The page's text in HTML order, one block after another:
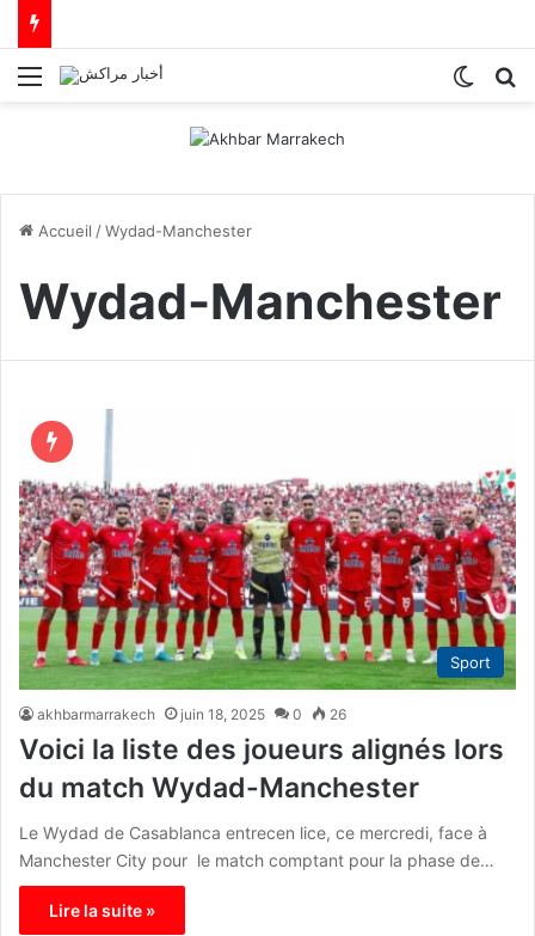
Menu
Accueil /Wydad-Manchester
Wydad-Manchester
Sport
akhbarmarrakech juin 18, 2025 0 26
Voici la liste des joueurs alignés lors
du match Wydad-Manchester
Le Wydad de Casablanca entrecen lice, ce mercredi, face à
Manchester City pour le match comptant pour la phase de…
Lire la suite »